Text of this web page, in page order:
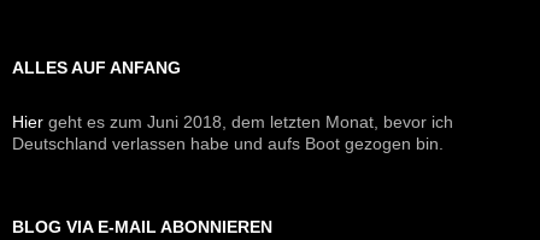
ALLES AUF ANFANG
Hier geht es zum Juni 2018, dem letzten Monat, bevor ich
Deutschland verlassen habe und aufs Boot gezogen bin.
BLOG VIA E-MAIL ABONNIEREN